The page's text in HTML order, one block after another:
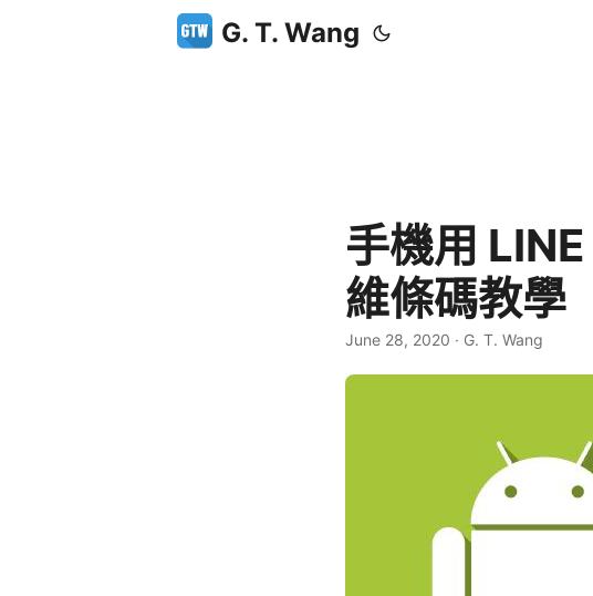
G. T. Wang
手機用
維條碼教學
June 28, 2020 · G. T. Wang